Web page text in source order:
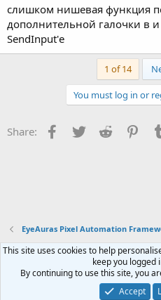
слишком нишевая функция
дополнительной галочки в
SendInput'е
1 of 14
You must log in or
Share: Facebook
Twitter Reddit
EyeAuras Pixel Automation
Terms and rules
Community platform by XenForo® ©
FAQ Plugin created by
This site uses cookies to help
keep you logged
By continuing to use this site, you
Accept